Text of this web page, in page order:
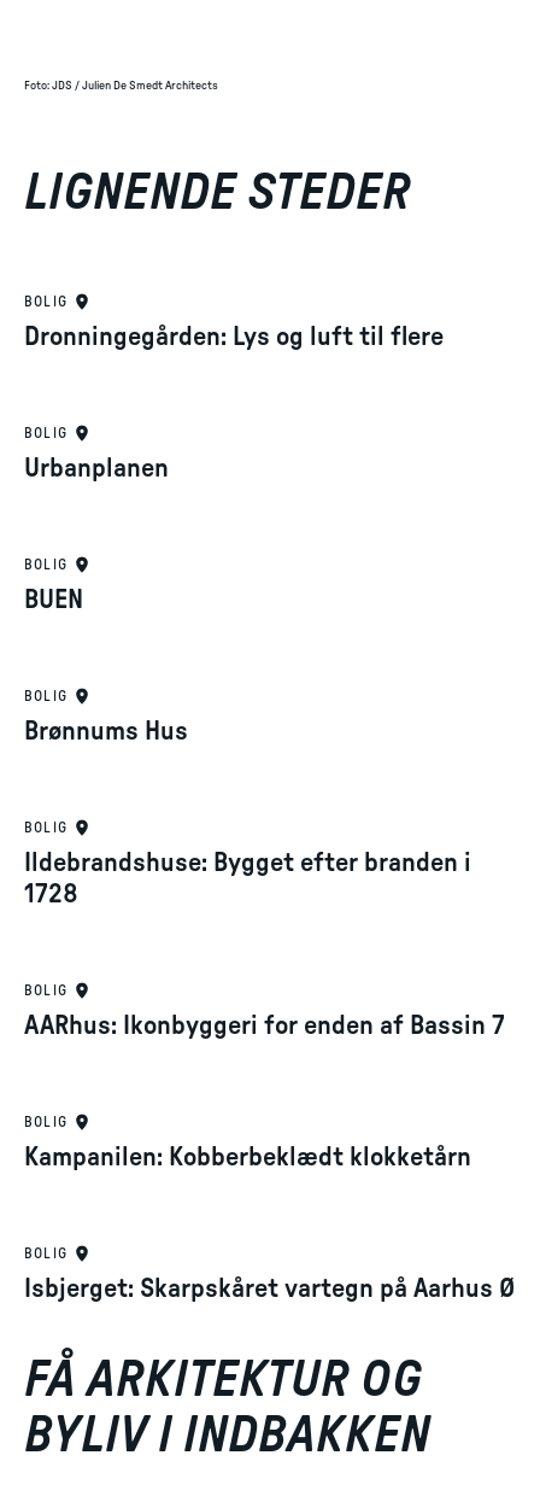
Foto: JDS / Julien De Smedt Architects
LIGNENDE STEDER
BOLIG
Dronningegården: Lys og luft til flere
BOLIG
Urbanplanen
BOLIG
BUEN
BOLIG
Brønnums Hus
BOLIG
Ildebrandshuse: Bygget efter branden i
1728
BOLIG
AARhus: Ikonbyggeri for enden af Bassin 7
BOLIG
Kampanilen: Kobberbeklædt klokketårn
BOLIG
Isbjerget: Skarpskåret vartegn på Aarhus Ø
FÅ ARKITEKTUR OG
BYLIV I INDBAKKEN